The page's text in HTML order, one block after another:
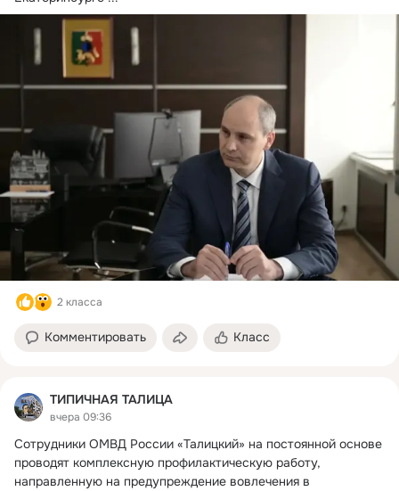
2 класса
Комментировать Класс
ТИПИЧНАЯ ТАЛИЦА
вчера 09:36
Сотрудники ОМВД России «Талицкий» на постоянной основе
проводят комплексную профилактическую работу,
направленную на предупреждение вовлечения в